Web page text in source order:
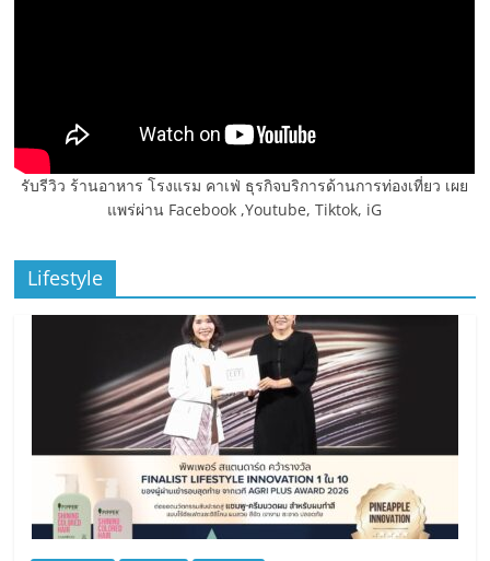
รับรีวิว ร้านอาหาร โรงแรม คาเฟ่ ธุรกิจบริการด้านการท่องเที่ยว เผย
แพร่ผ่าน Facebook ,Youtube, Tiktok, iG
Lifestyle